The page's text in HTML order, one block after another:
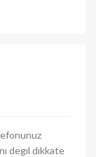
degıl dıkkate